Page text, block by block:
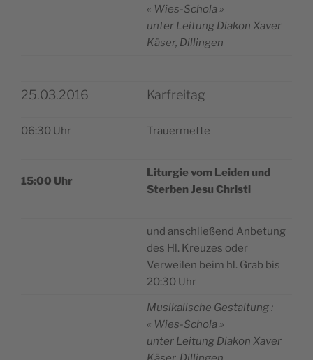
« Wies-Schola »
unter Lei­tung Dia­kon Xaver
Käser, Dillingen
25.03.2016 Karfreitag
06:30 Uhr Trauer­mette
15:00 Uhr
Litur­gie vom Lei­den und
Ster­ben Jesu Christi
und anschließend Anbe­tung
des Hl. Kreuzes oder
Ver­wei­len beim hl. Grab bis
20:30 Uhr
Musi­ka­lische Ges­tal­tung :
« Wies-Schola »
unter Lei­tung Dia­kon Xaver